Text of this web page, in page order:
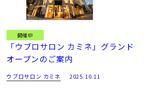
開催中
「ウブロサロン カミネ」グランド
オープンのご案内
ウブロサロン カミネ 2025.10.11